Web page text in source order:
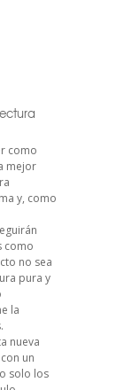
como
mejor
y, como
como
no sea
pura y
la
nueva
un
solo los